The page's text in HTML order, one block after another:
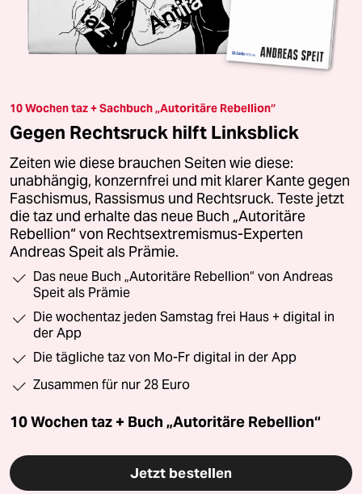
10 Wochen taz + Sachbuch „Autoritäre Rebellion“
Gegen Rechtsruck hilft Linksblick
Zeiten wie diese brauchen Seiten wie diese:
unabhängig, konzernfrei und mit klarer Kante gegen
Faschismus, Rassismus und Rechtsruck. Teste jetzt
die taz und erhalte das neue Buch „Autoritäre
Rebellion“ von Rechtsextremismus-Experten
Andreas Speit als Prämie.
Das neue Buch „Autoritäre Rebellion“ von Andreas
Speit als Prämie
Die wochentaz jeden Samstag frei Haus + digital in
der App
Die tägliche taz von Mo-Fr digital in der App
Zusammen für nur 28 Euro
10 Wochen taz + Buch „Autoritäre Rebellion“
Jetzt bestellen